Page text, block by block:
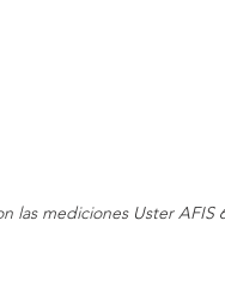
las mediciones Uster AFIS